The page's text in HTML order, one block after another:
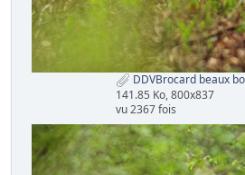
DDVBrocard beaux
141.85 Ko, 800x837
vu 2367 fois